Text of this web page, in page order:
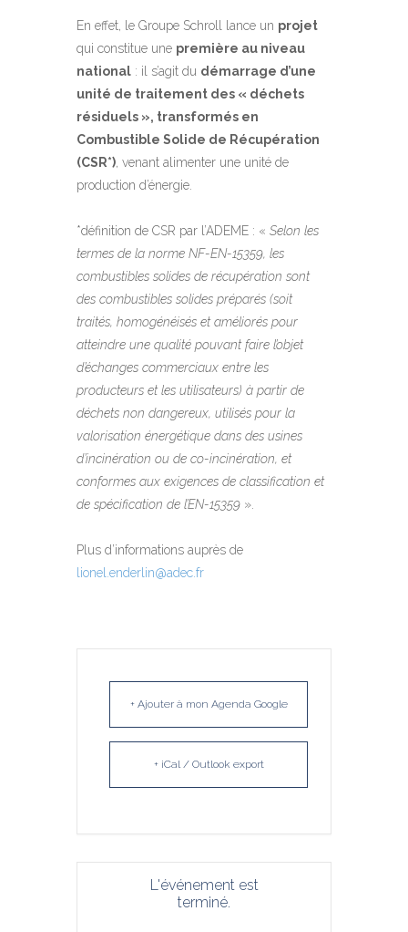
En effet, le Groupe Schroll lance un projet
qui constitue une première au niveau
national : il s’agit du démarrage d’une
unité de traitement des « déchets
résiduels », transformés en
Combustible Solide de Récupération
(CSR*) , venant alimenter une unité de
production d’énergie.
*définition de CSR par l’ADEME : « Selon les
termes de la norme NF-EN-15359, les
combustibles solides de récupération sont
des combustibles solides préparés (soit
traités, homogénéisés et améliorés pour
atteindre une qualité pouvant faire l’objet
d’échanges commerciaux entre les
producteurs et les utilisateurs) à partir de
déchets non dangereux, utilisés pour la
valorisation énergétique dans des usines
d’incinération ou de co-incinération, et
conformes aux exigences de classification et
de spécification de l’EN-15359 ».
Plus d’informations auprès de
lionel.enderlin@adec.fr
+ Ajouter à mon Agenda Google
+ iCal / Outlook export
L'événement est
terminé.